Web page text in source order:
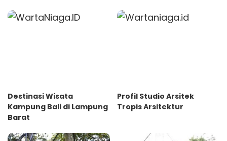
Destinasi Wisata
Kampung Bali di Lampung
Barat
Profil Studio Arsitek
Tropis Arsitektur